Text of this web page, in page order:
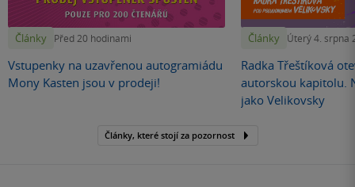
Články Před 20 hodinami
Vstupenky na uzavřenou autogramiádu
Mony Kasten jsou v prodeji!
Články Úterý 4. srpna
Radka Třeštíková
autorskou kapitolu.
jako Velikovsky
Články, které stojí za pozornost